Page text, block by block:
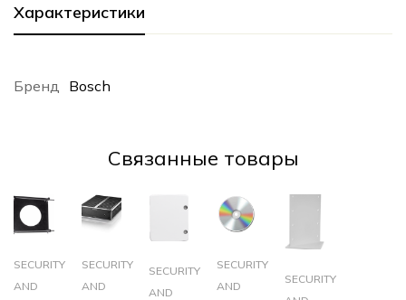
Характеристики
Бренд Bosch
Cвязанные товары
SECURITY
AND
SECURITY
AND
SECURITY
AND
SECURITY
AND
SECURITY